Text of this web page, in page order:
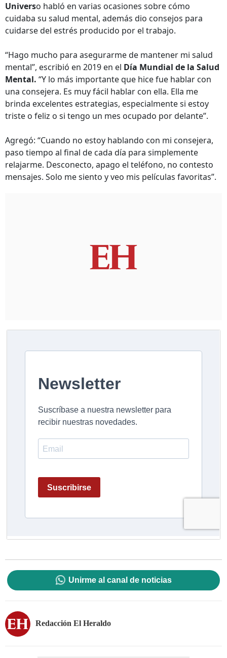
Universo habló en varias ocasiones sobre cómo
cuidaba su salud mental, además dio consejos para
cuidarse del estrés producido por el trabajo.
“Hago mucho para asegurarme de mantener mi salud
mental”, escribió en 2019 en el Día Mundial de la Salud
Mental. “Y lo más importante que hice fue hablar con
una consejera. Es muy fácil hablar con ella. Ella me
brinda excelentes estrategias, especialmente si estoy
triste o feliz o si tengo un mes ocupado por delante”.
Agregó: “Cuando no estoy hablando con mi consejera,
paso tiempo al final de cada día para simplemente
relajarme. Desconecto, apago el teléfono, no contesto
mensajes. Solo me siento y veo mis películas favoritas”.
Unirme al canal de noticias
Redacción El Heraldo